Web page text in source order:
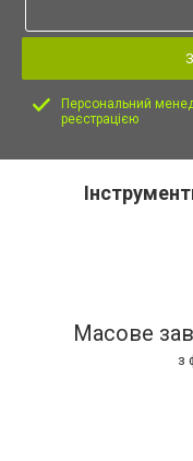
Персональний
реєстрацією
Масове
з